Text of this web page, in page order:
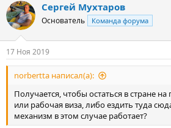
к
ц
и
Сергей Мухтаров
Основатель Команда форума
17 Ноя 2019
norbertta написал(а):
Получается, чтобы остаться в стране
или рабочая виза, либо ездить туда
механизм в этом случае работает?